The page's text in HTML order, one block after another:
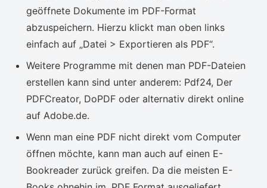
geöffnete Dokumente im PDF-Format
abzuspeichern. Hierzu klickt man oben links
einfach auf „Datei > Exportieren als PDF“.
Weitere Programme mit denen man PDF-Dateien
erstellen kann sind unter anderem: Pdf24, Der
PDFCreator, DoPDF oder alternativ direkt online
auf Adobe.de.
Wenn man eine PDF nicht direkt vom Computer
öffnen möchte, kann man auch auf einen E-
Bookreader zurück greifen. Da die meisten E-